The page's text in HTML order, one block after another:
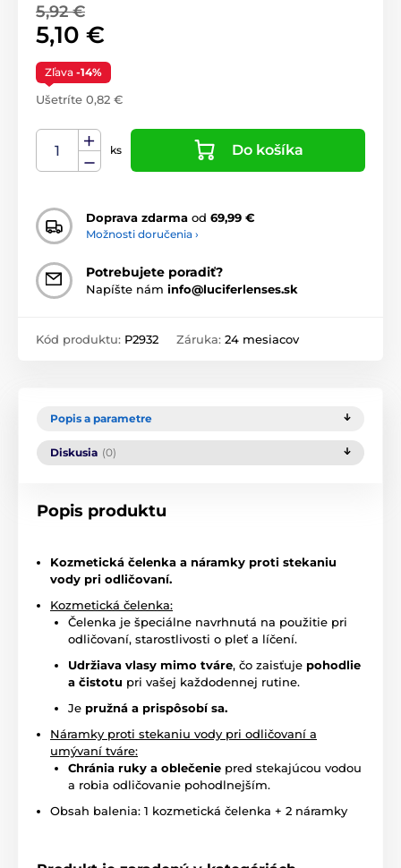
5,92 €
5,10 €
Zľava -14%
Ušetríte 0,82 €
ks Do košíka
Doprava zdarma od 69,99 €
Možnosti doručenia ›
Potrebujete poradiť?
Napíšte nám info@luciferlenses.sk
Kód produktu: P2932 Záruka: 24 mesiacov
Popis a parametre
Diskusia (0)
Popis produktu
Kozmetická čelenka a náramky proti stekaniu
vody pri odličovaní.
Kozmetická čelenka:
Čelenka je špeciálne navrhnutá na použitie pri
odličovaní, starostlivosti o pleť a líčení.
Udržiava vlasy mimo tváre, čo zaisťuje pohodlie
a čistotu pri vašej každodennej rutine.
Je pružná a prispôsobí sa.
Náramky proti stekaniu vody pri odličovaní a
umývaní tváre:
Chránia ruky a oblečenie pred stekajúcou vodou
a robia odličovanie pohodlnejším.
Obsah balenia: 1 kozmetická čelenka + 2 náramky